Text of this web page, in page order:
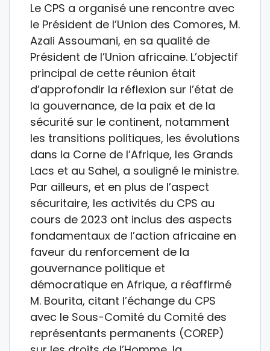
Le CPS a organisé une rencontre avec
le Président de l’Union des Comores, M.
Azali Assoumani, en sa qualité de
Président de l’Union africaine. L’objectif
principal de cette réunion était
d’approfondir la réflexion sur l’état de
la gouvernance, de la paix et de la
sécurité sur le continent, notamment
les transitions politiques, les évolutions
dans la Corne de l’Afrique, les Grands
Lacs et au Sahel, a souligné le ministre.
Par ailleurs, et en plus de l’aspect
sécuritaire, les activités du CPS au
cours de 2023 ont inclus des aspects
fondamentaux de l’action africaine en
faveur du renforcement de la
gouvernance politique et
démocratique en Afrique, a réaffirmé
M. Bourita, citant l’échange du CPS
avec le Sous-Comité du Comité des
représentants permanents (COREP)